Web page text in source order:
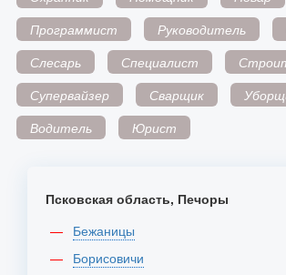
Программист
Руководитель
Слесарь
Специалист
Супервайзер
Сварщик
Водитель
Юрист
Псковская область, Печоры
Бежаницы
Борисовичи